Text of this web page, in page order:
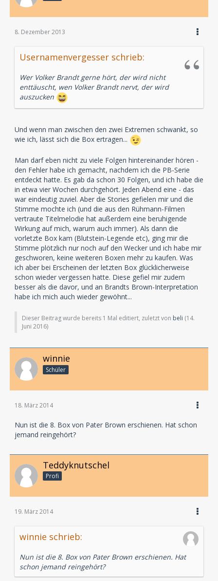
8. Dezember 2013
Usernamenvergesser schrieb:
Wer Volker Brandt gerne hört, der wird nicht
enttäuscht, wen Volker Brandt nervt, der wird
auszucken
Und wenn man zwischen den zwei Extremen schwankt, so
wie ich, lässt sich die Box ertragen...
Man darf eben nicht zu viele Folgen hintereinander hören -
den Fehler habe ich gemacht, nachdem ich die PB-Serie
entdeckt hatte. Es gab da schon 30 Folgen, und ich habe die
in etwa vier Wochen durchgehört. Jeden Abend eine - das
war eindeutig zuviel. Aber die Stories gefielen mir und die
Stimme mochte ich (und die aus den Rühmann-Filmen
vertraute Titelmelodie hat außerdem eine beruhigende
Wirkung auf mich, warum auch immer). Als dann die
vorletzte Box kam (Blutstein-Legende etc), ging mir die
Stimme plötzlich nur noch auf den Wecker und ich habe mir
geschworen, keine weiteren Boxen mehr zu kaufen. Was
ich aber bei Erscheinen der letzten Box glücklicherweise
schon wieder vergessen hatte. Diese gefiel mir zudem
besser als die davor, und an Brandts Brown-Interpretation
habe ich mich auch wieder gewöhnt...
Dieser Beitrag wurde bereits 1 Mal editiert, zuletzt von beli (14.
Juni 2016)
winnie
Schüler
18. März 2014
Nun ist die 8. Box von Pater Brown erschienen. Hat schon
jemand reingehört?
Teddyknutschel
Profi
19. März 2014
winnie schrieb:
Nun ist die 8. Box von Pater Brown erschienen. Hat
schon jemand reingehört?